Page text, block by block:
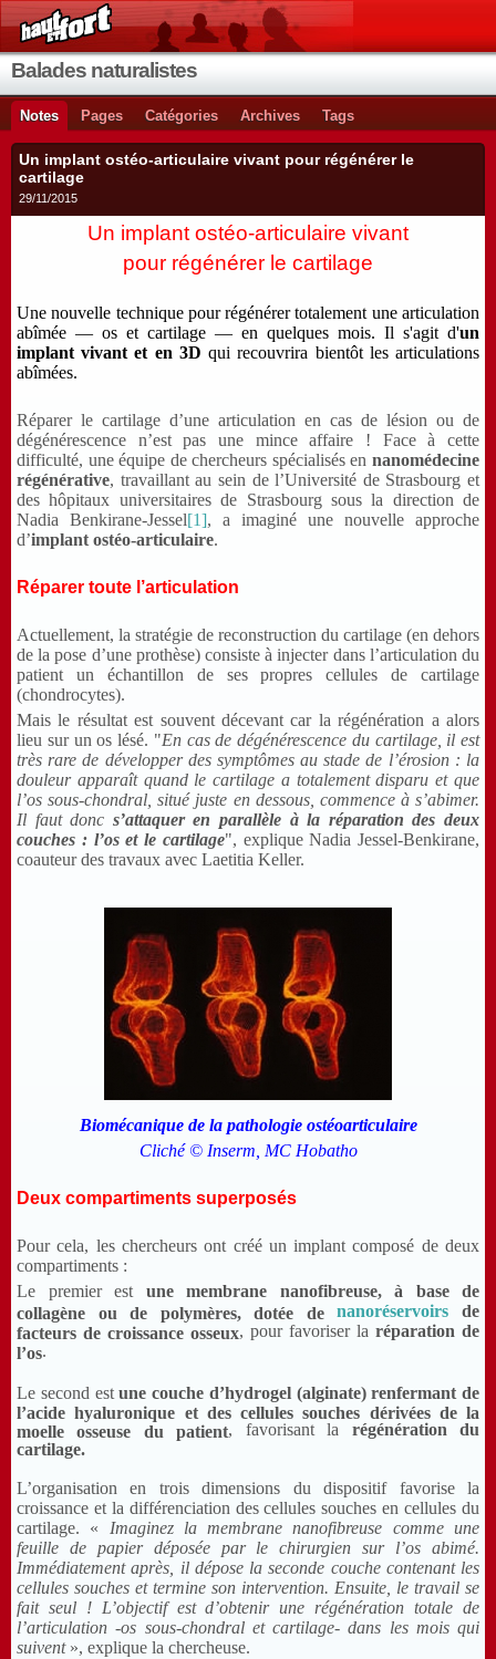
Balades naturalistes
Notes Pages Catégories Archives Tags
Un implant ostéo-articulaire vivant pour régénérer le
cartilage
29/11/2015
Un implant ostéo-articulaire vivant
pour régénérer le cartilage
Une nouvelle technique pour régénérer totalement une articulation
abîmée — os et cartilage — en quelques mois. Il s'agit d'un
implant vivant et en 3D qui recouvrira bientôt les articulations
abîmées.
Réparer le cartilage d’une articulation en cas de lésion ou de
dégénérescence n’est pas une mince affaire ! Face à cette
difficulté, une équipe de chercheurs spécialisés en nanomédecine
régénérative, travaillant au sein de l’Université de Strasbourg et
des hôpitaux universitaires de Strasbourg sous la direction de
Nadia Benkirane-Jessel[1], a imaginé une nouvelle approche
d’implant ostéo-articulaire.
Réparer toute l’articulation
Actuellement, la stratégie de reconstruction du cartilage (en dehors
de la pose d’une prothèse) consiste à injecter dans l’articulation du
patient un échantillon de ses propres cellules de cartilage
(chondrocytes).
Mais le résultat est souvent décevant car la régénération a alors
lieu sur un os lésé. "En cas de dégénérescence du cartilage, il est
très rare de développer des symptômes au stade de l’érosion : la
douleur apparaît quand le cartilage a totalement disparu et que
l’os sous-chondral, situé juste en dessous, commence à s’abimer.
Il faut donc s’attaquer en parallèle à la réparation des deux
couches : l’os et le cartilage", explique Nadia Jessel-Benkirane,
coauteur des travaux avec Laetitia Keller.
Biomécanique de la pathologie ostéoarticulaire
Cliché © Inserm, MC Hobatho
Deux compartiments superposés
Pour cela, les chercheurs ont créé un implant composé de deux
compartiments :
Le premier est une membrane nanofibreuse, à base de
collagène ou de polymères, dotée denanoréservoirs de
facteurs de croissance osseux, pour favoriser la réparation de
l’os.
Le second estune couche d’hydrogel (alginate) renfermant de
l’acide hyaluronique et des cellules souches dérivées de la
moelle osseuse du patient, favorisant la régénération du
cartilage.
L’organisation en trois dimensions du dispositif favorise la
croissance et la différenciation des cellules souches en cellules du
cartilage. « Imaginez la membrane nanofibreuse comme une
feuille de papier déposée par le chirurgien sur l’os abimé.
Immédiatement après, il dépose la seconde couche contenant les
cellules souches et termine son intervention. Ensuite, le travail se
fait seul ! L’objectif est d’obtenir une régénération totale de
l’articulation -os sous-chondral et cartilage- dans les mois qui
suivent», explique la chercheuse.